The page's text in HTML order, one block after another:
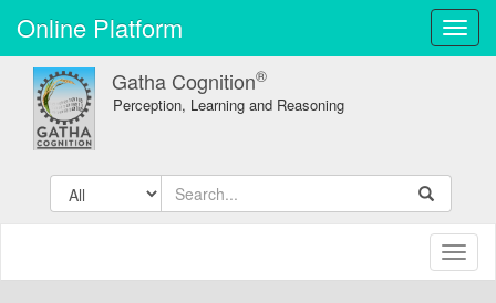
Online Platform
Gatha Cognition®
Perception, Learning and Reasoning